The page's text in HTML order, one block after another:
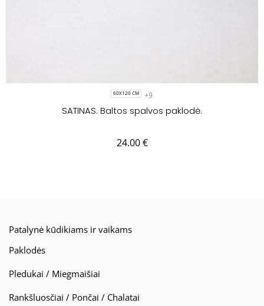
60X120 CM +9
SATINAS. Baltos spalvos paklodė.
24.00€
Patalynė kūdikiams ir vaikams
Paklodės
Pledukai / Miegmaišiai
Rankšluosčiai / Pončai / Chalatai